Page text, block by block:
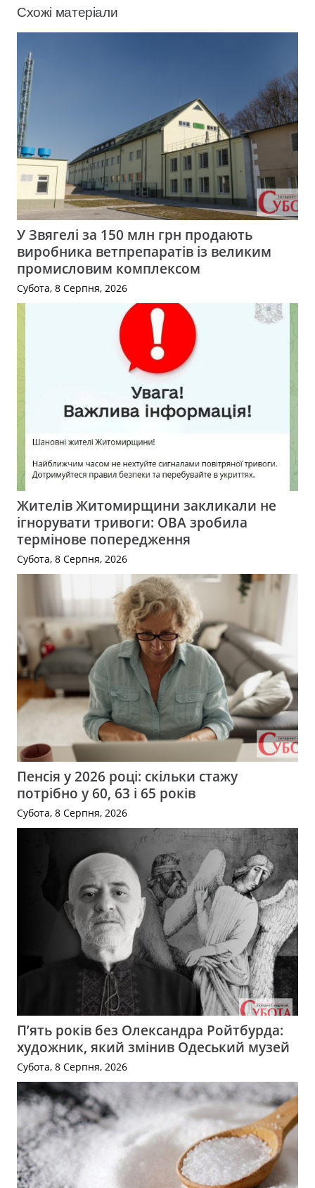
Схожі матеріали
У Звягелі за 150 млн грн продають
виробника ветпрепаратів із великим
промисловим комплексом
Субота, 8 Серпня, 2026
Жителів Житомирщини закликали не
ігнорувати тривоги: ОВА зробила
термінове попередження
Субота, 8 Серпня, 2026
Пенсія у 2026 році: скільки стажу
потрібно у 60, 63 і 65 років
Субота, 8 Серпня, 2026
П’ять років без Олександра Ройтбурда:
художник, який змінив Одеський музей
Субота, 8 Серпня, 2026